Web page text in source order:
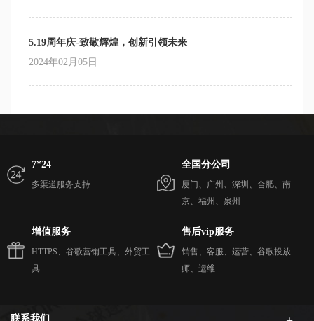
5.19周年庆-致敬辉煌，创新引领未来
2024年02月05日
7*24
多渠道服务支持
全国分公司
厦门、广州、深圳、合肥、南
京、福州、泉州
增值服务
HTTPS、谷歌营销工具、外贸工
具
售后vip服务
销售、客服、运营、谷歌投放
师、运维
联系我们